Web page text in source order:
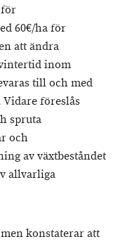
för
60€/ha för
att ändra
inom
till och med
föreslås
spruta
och
av växtbeståndet
allvarliga
konstaterar att